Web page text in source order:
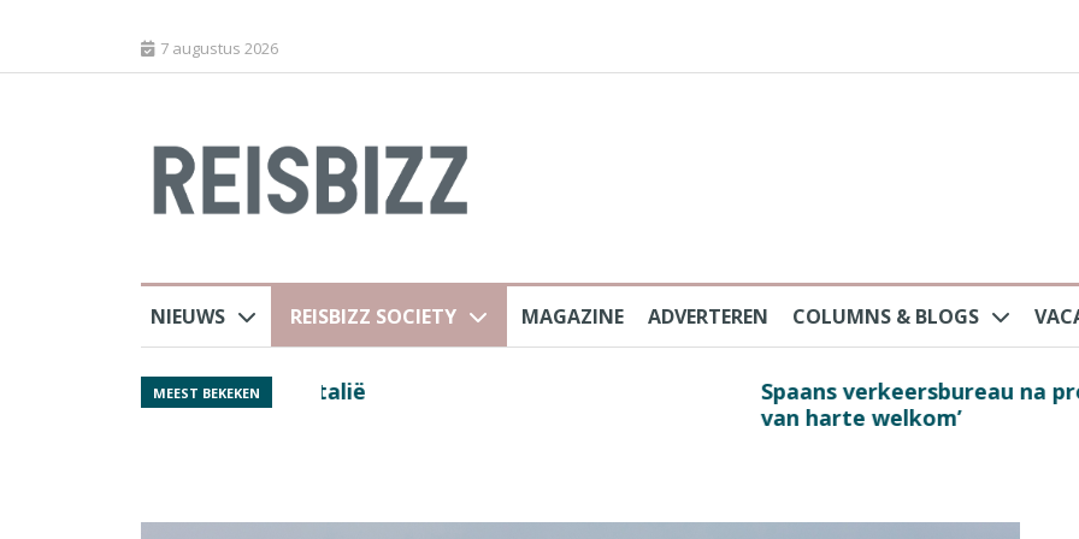
7 augustus 2026
NIEUWS REISBIZZ SOCIETY MAGAZINE ADVERTEREN COLUMNS & BLOGS
MEEST BEKEKEN
Spaans verkeersbureau na protesten massatoerisme: ‘Nederlandse